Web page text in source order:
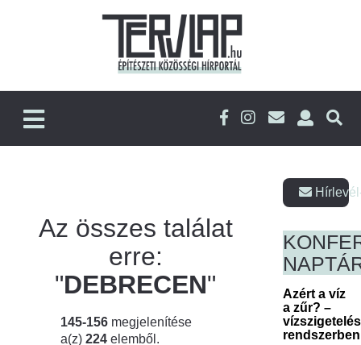
Az összes találat
erre:
"DEBRECEN"
145-156 megjelenítése
a(z) 224 elemből.
Azért a víz
a zűr? –